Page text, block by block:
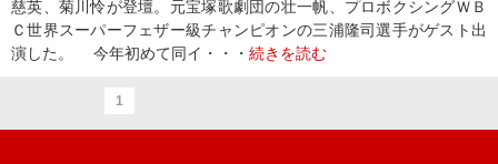
慈英、菊川怜が登壇。元宝塚歌劇団の壮一帆、プロボクシングＷＢ
Ｃ世界スーパーフェザー級チャンピオンの三浦隆司選手がゲスト出
演した。 今年初めて同イ・・・ 続きを読む
1